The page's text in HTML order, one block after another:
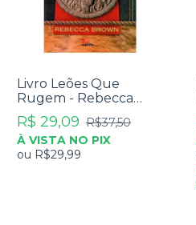
Livro Leões Que
Rugem - Rebecca
Brown
R$ 29,09 R$37,50
À VISTA NO PIX
ou R$29,99